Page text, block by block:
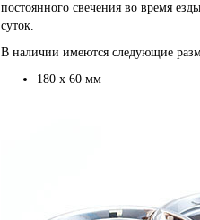
постоянного свечения во время
суток.
В наличии имеются следующие
180 х 60 мм